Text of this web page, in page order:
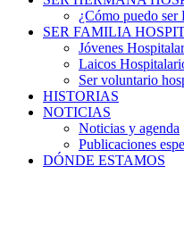
¿Cómo puedo ser
SER FAMILIA
Jóvenes
Laicos
Ser voluntario
HISTORIAS
NOTICIAS
Noticias y agenda
Publicaciones
DÓNDE ESTAMOS